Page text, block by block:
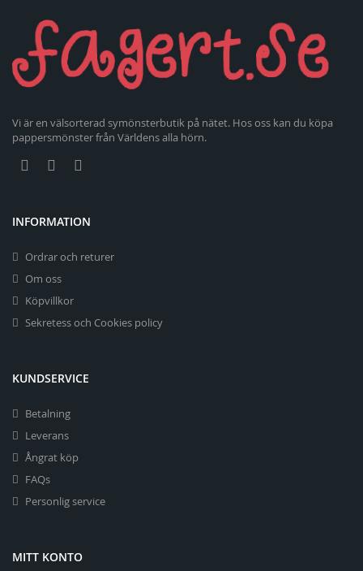
Vi är en välsorterad symönsterbutik på nätet. Hos oss kan du köpa
pappersmönster från Världens alla hörn.
INFORMATION
Ordrar och returer
Om oss
Köpvillkor
Sekretess och Cookies policy
KUNDSERVICE
Betalning
Leverans
Ångrat köp
FAQs
Personlig service
MITT KONTO